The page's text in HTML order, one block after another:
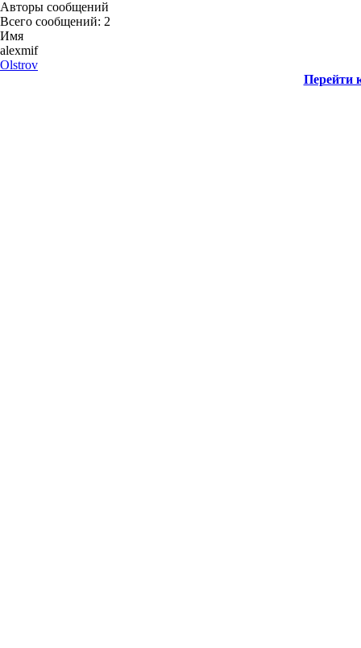
Авторы сообщений
Всего сообщений: 2
Имя
alexmif
Olstrov
Перейти